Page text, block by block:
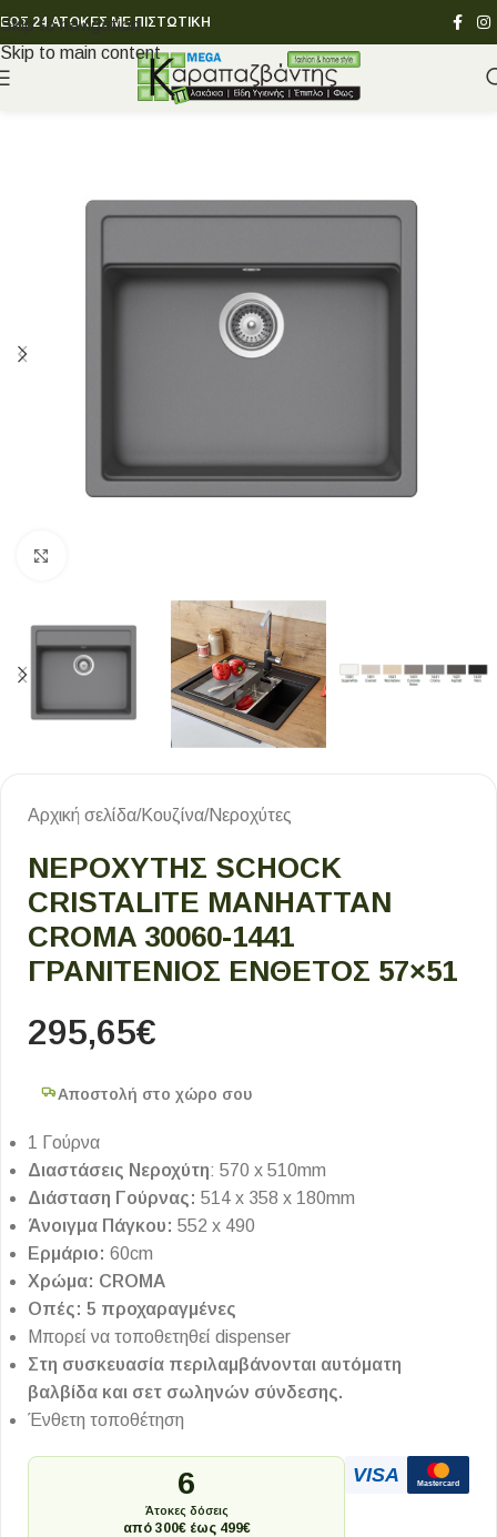
Skip to navigation
Skip to main content
ΕΩΣ 24 ΑΤΟΚΕΣ ΜΕ ΠΙΣΤΩΤΙΚΗ
Αρχική σελίδα/Κουζίνα/Νεροχύτες
ΝΕΡΟΧΥΤΗΣ SCHOCK
CRISTALITE MANHATTAN
CROMA 30060-1441
ΓΡΑΝΙΤΕΝΙΟΣ ΕΝΘΕΤΟΣ 57×51
295,65€
Αποστολή στο χώρο σου
1 Γούρνα
Διαστάσεις Νεροχύτη: 570 x 510mm
Διάσταση Γούρνας: 514 x 358 x 180mm
Άνοιγμα Πάγκου: 552 x 490
Ερμάριο: 60cm
Χρώμα: CROMA
Οπές: 5 προχαραγμένες
Μπορεί να τοποθετηθεί dispenser
Στη συσκευασία περιλαμβάνονται αυτόματη
βαλβίδα και σετ σωληνών σύνδεσης.
Ένθετη τοποθέτηση
6
Άτοκες δόσεις
από 300€ έως 499€
VISA Mastercard